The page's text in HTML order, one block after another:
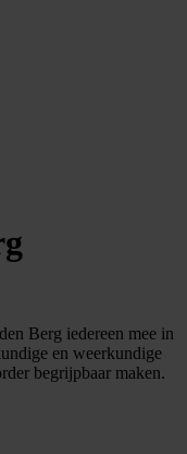
Berg iedereen mee in
en weerkundige
begrijpbaar maken.